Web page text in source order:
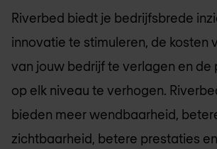
Riverbed biedt je bedrijfsbrede
innovatie te stimuleren, de kosten
van jouw bedrijf te verlagen en
op elk niveau te verhogen.
bieden meer wendbaarheid,
zichtbaarheid, betere prestaties